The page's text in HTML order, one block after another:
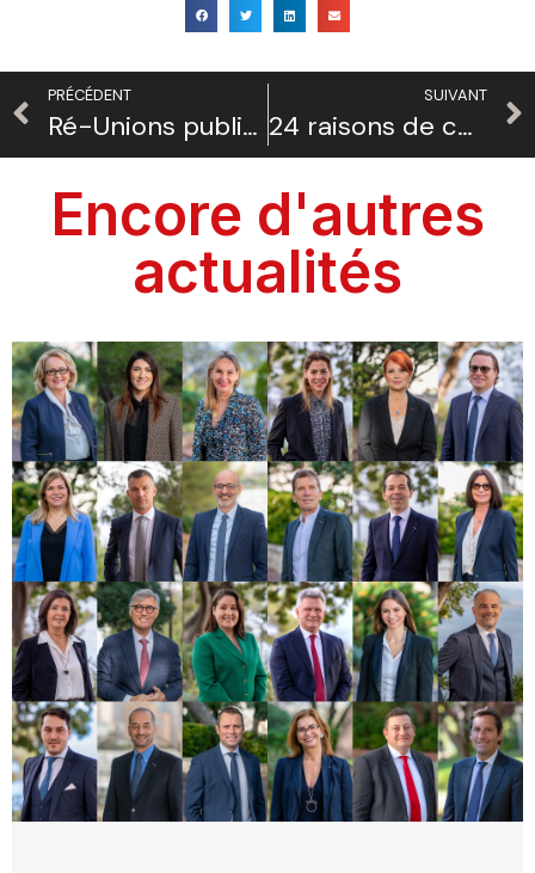
PRÉCÉDENT
Ré-Unions publiques
SUIVANT
24 raisons de choisir l’Union
Encore d'autres
actualités